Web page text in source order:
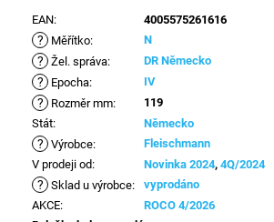
EAN: 4005575261616
? Měřítko: N
? Žel. správa: DR Německo
? Epocha: IV
? Rozměr mm:
119
Stát: Německo
? Výrobce:
Fleischmann
V prodeji od: Novinka 2024, 4Q/2024
? Sklad u výrobce:
vyprodáno
AKCE:
ROCO 4/2026